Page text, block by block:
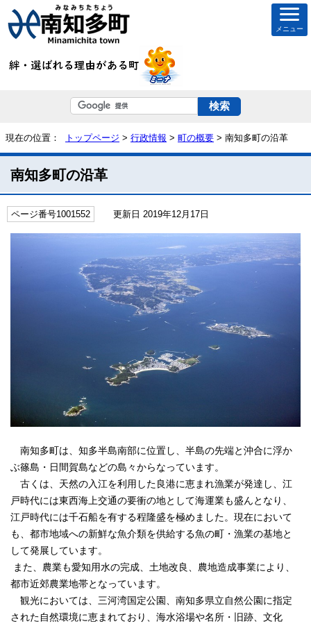
メニュー
現在の位置： トップページ > 行政情報 > 町の概要 > 南知多町の沿革
南知多町の沿革
ページ番号1001552 更新日 2019年12月17日
南知多町は、知多半島南部に位置し、半島の先端と沖合に浮か
ぶ篠島・日間賀島などの島々からなっています。
古くは、天然の入江を利用した良港に恵まれ漁業が発達し、江
戸時代には東西海上交通の要衝の地として海運業も盛んとなり、
江戸時代には千石船を有する程隆盛を極めました。現在において
も、都市地域への新鮮な魚介類を供給する魚の町・漁業の基地と
して発展しています。
また、農業も愛知用水の完成、土地改良、農地造成事業により、
都市近郊農業地帯となっています。
観光においては、三河湾国定公園、南知多県立自然公園に指定
された自然環境に恵まれており、海水浴場や名所・旧跡、文化